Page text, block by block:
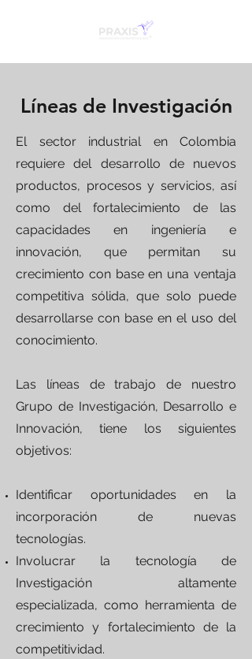
Líneas de Investigación
El sector industrial en Colombia
requiere del desarrollo de nuevos
productos, procesos y servicios, así
como del fortalecimiento de las
capacidades en ingeniería e
innovación, que permitan su
crecimiento con base en una ventaja
competitiva sólida, que solo puede
desarrollarse con base en el uso del
conocimiento.
Las líneas de trabajo de nuestro
Grupo de Investigación, Desarrollo e
Innovación, tiene los siguientes
objetivos:
Identificar oportunidades en la
incorporación de nuevas
tecnologías.
Involucrar la tecnología de
Investigación altamente
especializada, como herramienta de
crecimiento y fortalecimiento de la
competitividad.